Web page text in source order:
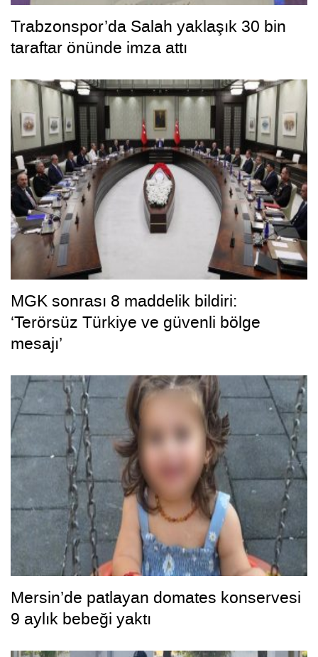
Trabzonspor’da Salah yaklaşık 30 bin
taraftar önünde imza attı
MGK sonrası 8 maddelik bildiri:
‘Terörsüz Türkiye ve güvenli bölge
mesajı’
Mersin’de patlayan domates konservesi
9 aylık bebeği yaktı